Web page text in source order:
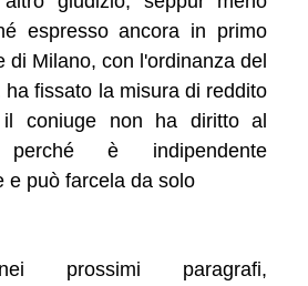
espresso ancora in primo
di Milano, con l'ordinanza del
ha fissato la misura di reddito
coniuge non ha diritto al
perché è indipendente
e può farcela da solo
prossimi paragrafi,